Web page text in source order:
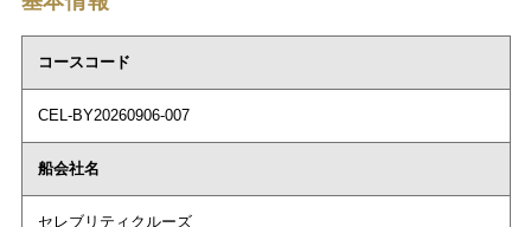
コースコード
CEL-BY20260906-007
船会社名
セレブリティクルーズ